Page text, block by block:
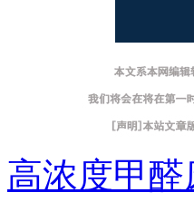
高浓度甲